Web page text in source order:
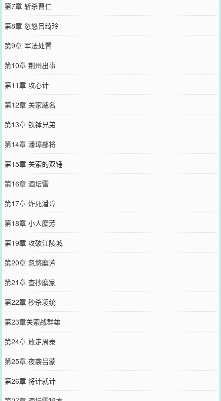
第7章 斩杀曹仁
第8章 忽悠吕绮玲
第9章 军法处置
第10章 荆州出事
第11章 攻心计
第12章 关家威名
第13章 铁锤兄弟
第14章 潘璋部将
第15章 关索的双锤
第16章 酒坛雷
第17章 炸死潘璋
第18章 小人糜芳
第19章 攻破江陵城
第20章 忽悠糜芳
第21章 查抄糜家
第22章 秒杀凌统
第23章关索战群雄
第24章 放走周泰
第25章 夜袭吕蒙
第26章 将计就计